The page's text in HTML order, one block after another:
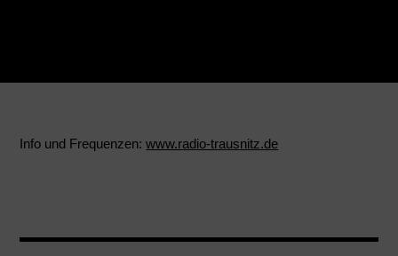
Info und Frequenzen:www.radio-trausnitz.de